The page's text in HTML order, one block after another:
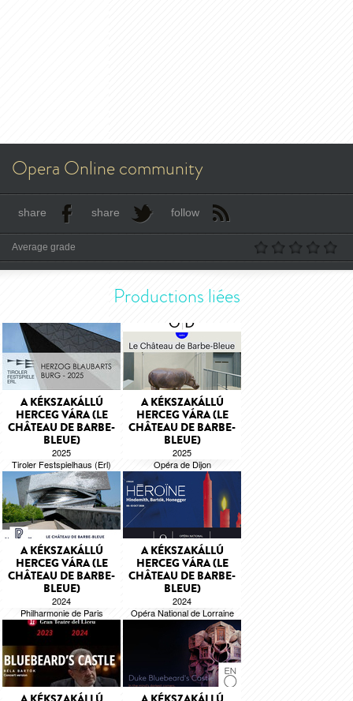
Opera Online community
share share follow
Average grade
Productions liées
A KÉKSZAKÁLLÚ
HERCEG VÁRA (LE
CHÂTEAU DE BARBE-
BLEUE)
2025
Tiroler Festspielhaus (Erl)
Béla Bartók
A KÉKSZAKÁLLÚ
HERCEG VÁRA (LE
CHÂTEAU DE BARBE-
BLEUE)
2025
Opéra de Dijon
A KÉKSZAKÁLLÚ
HERCEG VÁRA (LE
CHÂTEAU DE BARBE-
BLEUE)
2024
Philharmonie de Paris
Béla Bartók
A KÉKSZAKÁLLÚ
HERCEG VÁRA (LE
CHÂTEAU DE BARBE-
BLEUE)
2024
Opéra National de Lorraine